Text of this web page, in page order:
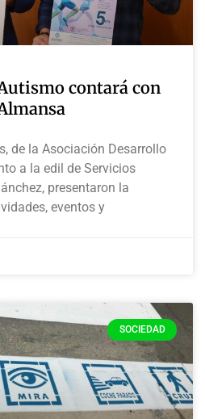
contará con
de la Asociación Desarrollo
a la edil de Servicios
presentaron la
eventos y
SOCIEDAD